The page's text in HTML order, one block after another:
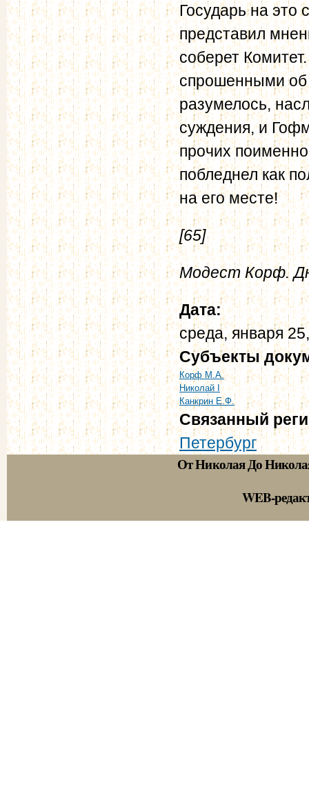
Государь на это
представил
соберет
спрошенными об
разумелось,
суждения, и
прочих
побледнел как
на его месте!
[65]
Модест Корф.
Дата:
среда, января
Субъекты
Корф М.А.
Николай I
Канкрин Е.Ф.
Связанный
Петербург
От Николая До
WEB-